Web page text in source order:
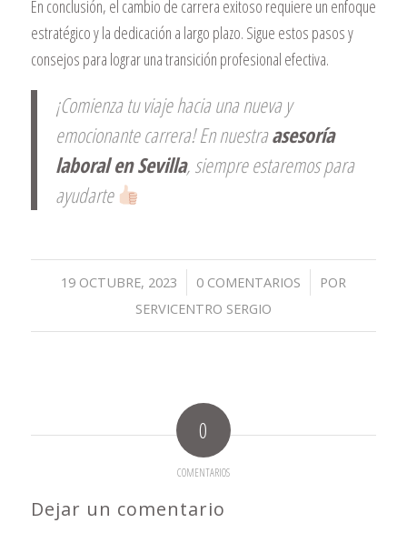
En conclusión, el cambio de carrera exitoso requiere un enfoque
estratégico y la dedicación a largo plazo. Sigue estos pasos y
consejos para lograr una transición profesional efectiva.
¡Comienza tu viaje hacia una nueva y
emocionante carrera! En nuestraasesoría
laboral en Sevilla, siempre estaremos para
ayudarte
19 OCTUBRE, 2023
/ 0 COMENTARIOS
/
POR
SERVICENTRO SERGIO
0
COMENTARIOS
Dejar un comentario